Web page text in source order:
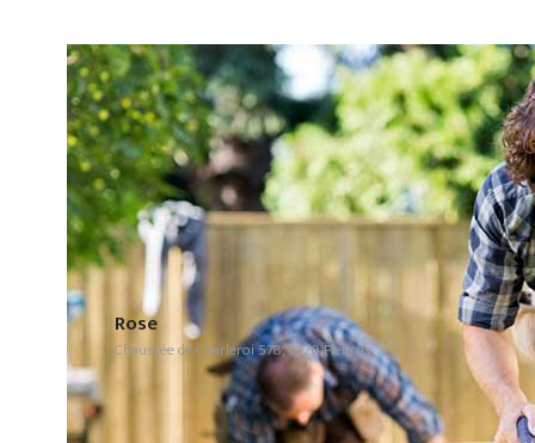
Rose
Chaussée de Charleroi 578, 6220 Fleurus